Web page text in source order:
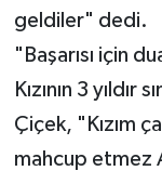
geldiler" dedi.
"Başarısı için
Kızının 3 yıldır
Çiçek, "Kızım
mahcup etmez